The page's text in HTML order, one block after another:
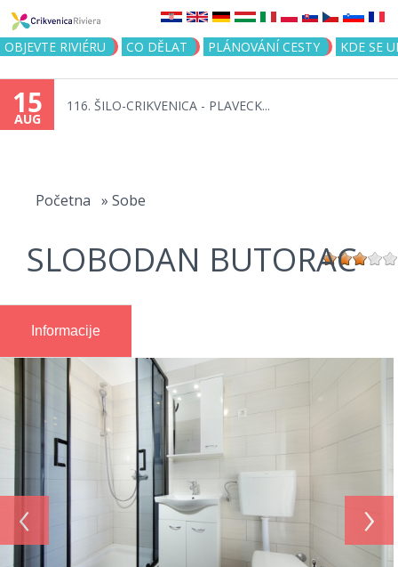
Jump to navigation
OBJEVTE RIVIÉRU CO DĚLAT PLÁNOVÁNÍ CESTY KDE SE
15
AUG
116. ŠILO-CRIKVENICA - PLAVECK...
Početna » Sobe
SLOBODAN BUTORAC
Informacije
‹ ›